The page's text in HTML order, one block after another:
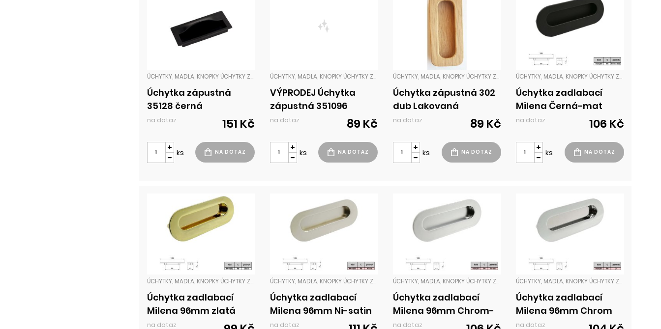
ÚCHYTKY, MADLA, KNOPKY ÚCHYTKY ZADLABACÍ
Úchytka zápustná
35128 černá
na dotaz 151 Kč
ks
ÚCHYTKY, MADLA, KNOPKY ÚCHYTKY ZADLABACÍ
VÝPRODEJ Úchytka
zápustná 351096
antracit
na dotaz 89 Kč
ks
ÚCHYTKY, MADLA, KNOPKY ÚCHYTKY ZADLABACÍ
Úchytka zápustná 302
dub Lakovaná
na dotaz 89 Kč
ks
ÚCHYTKY, MADLA, KNOPKY ÚCHYTKY ZADLABACÍ
Úchytka zadlabací
Milena Černá-mat
na dotaz 106 Kč
ks
ÚCHYTKY, MADLA, KNOPKY ÚCHYTKY ZADLABACÍ
Úchytka zadlabací
Milena 96mm zlatá
na dotaz
ÚCHYTKY, MADLA, KNOPKY ÚCHYTKY ZADLABACÍ
Úchytka zadlabací
Milena 96mm Ni-satin
na dotaz
ÚCHYTKY, MADLA, KNOPKY ÚCHYTKY ZADLABACÍ
Úchytka zadlabací
Milena 96mm Chrom-
satin
na dotaz
ÚCHYTKY, MADLA, KNOPKY ÚCHYTKY ZADLABACÍ
Úchytka zadlabací
Milena 96mm Chrom
na dotaz